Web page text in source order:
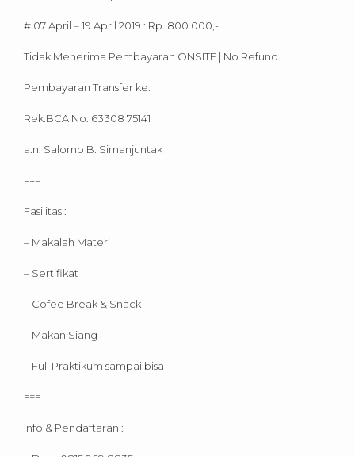
# 07 April – 19 April 2019 : Rp. 800.000,-
Tidak Menerima Pembayaran ONSITE | No Refund
Pembayaran Transfer ke:
Rek.BCA No: 63308 75141
a.n. Salomo B. Simanjuntak
===
Fasilitas :
– Makalah Materi
– Sertifikat
– Cofee Break & Snack
– Makan Siang
– Full Praktikum sampai bisa
===
Info & Pendaftaran :